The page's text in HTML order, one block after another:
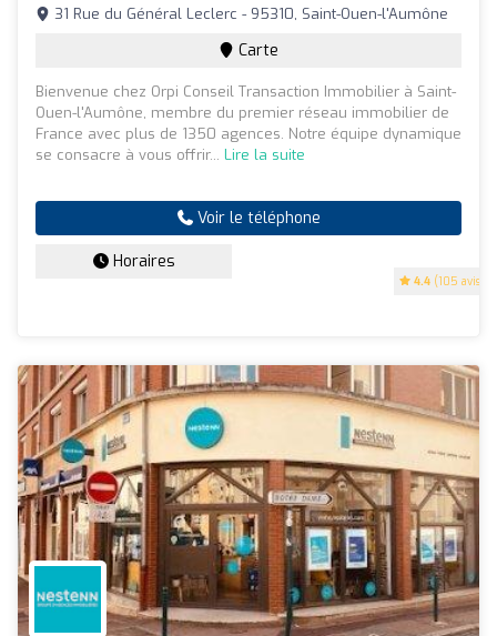
4.4 (105 avis)
31 Rue du Général Leclerc - 95310, Saint-Ouen-l'Aumône
Carte
Bienvenue chez Orpi Conseil Transaction Immobilier à Saint-
Ouen-l'Aumône, membre du premier réseau immobilier de
France avec plus de 1350 agences. Notre équipe dynamique
se consacre à vous offrir... Lire la suite
Voir le téléphone
Horaires